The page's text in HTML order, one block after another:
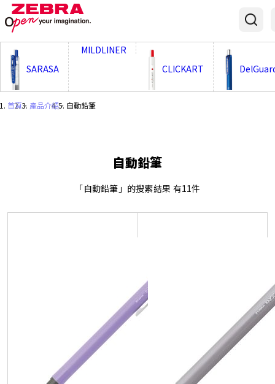
SARASA
MILDLINER
CLICKART
首頁・ 產品介紹・ 自動鉛筆
自動鉛筆
「自動鉛筆」的搜索結果 有11件